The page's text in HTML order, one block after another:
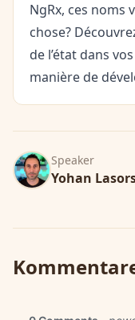
NgRx, ces noms
chose?
de l’état dans
manière de
Speaker
Yohan